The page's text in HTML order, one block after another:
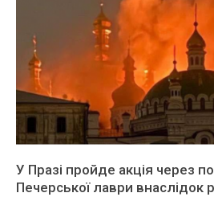
У Празі пройде акція через
Печерської лаври внаслідок